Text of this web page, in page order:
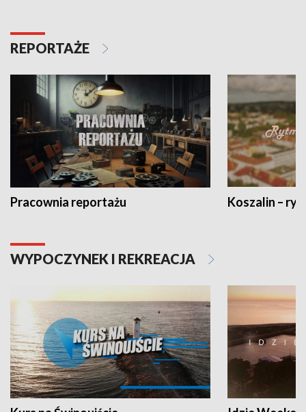
REPORTAŻE
Pracownia reportażu Koszalin –
WYPOCZYNEK I REKREACJA